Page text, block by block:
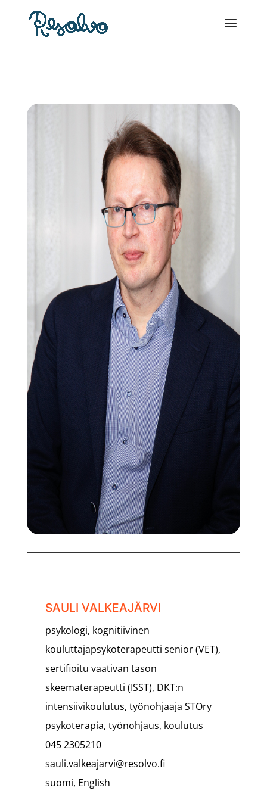
SAULI VALKEAJÄRVI
psykologi, kognitiivinen
kouluttajapsykoterapeutti senior (VET),
sertifioitu vaativan tason
skeematerapeutti (ISST), DKT:n
intensiivikoulutus, työnohjaaja STOry
psykoterapia, työnohjaus, koulutus
045 2305210
sauli.valkeajarvi@resolvo.fi
suomi, English